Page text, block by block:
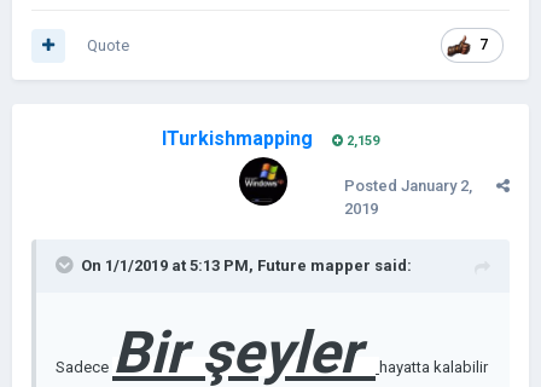
7
Quote
ITurkishmapping 2,159
Posted January 2,
2019
On 1/1/2019 at 5:13 PM, Future mapper said:
Sadece Bir şeyler hayatta kalabilir